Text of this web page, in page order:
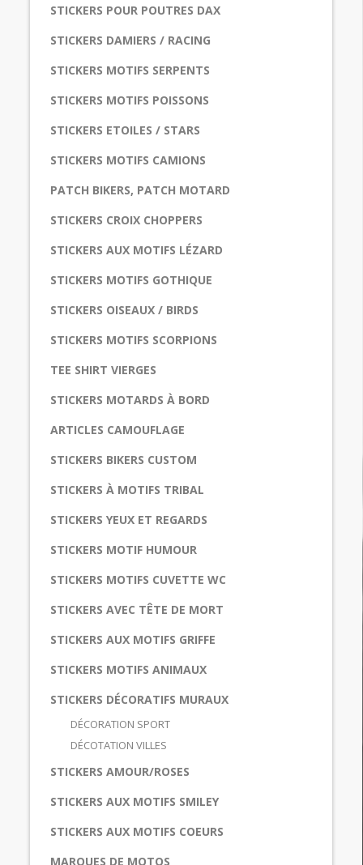
STICKERS POUR POUTRES DAX
STICKERS DAMIERS / RACING
STICKERS MOTIFS SERPENTS
STICKERS MOTIFS POISSONS
STICKERS ETOILES / STARS
STICKERS MOTIFS CAMIONS
PATCH BIKERS, PATCH MOTARD
STICKERS CROIX CHOPPERS
STICKERS AUX MOTIFS LÉZARD
STICKERS MOTIFS GOTHIQUE
STICKERS OISEAUX / BIRDS
STICKERS MOTIFS SCORPIONS
TEE SHIRT VIERGES
STICKERS MOTARDS À BORD
ARTICLES CAMOUFLAGE
STICKERS BIKERS CUSTOM
STICKERS À MOTIFS TRIBAL
STICKERS YEUX ET REGARDS
STICKERS MOTIF HUMOUR
STICKERS MOTIFS CUVETTE WC
STICKERS AVEC TÊTE DE MORT
STICKERS AUX MOTIFS GRIFFE
STICKERS MOTIFS ANIMAUX
STICKERS DÉCORATIFS MURAUX
DÉCORATION SPORT
DÉCOTATION VILLES
STICKERS AMOUR/ROSES
STICKERS AUX MOTIFS SMILEY
STICKERS AUX MOTIFS COEURS
MARQUES DE MOTOS